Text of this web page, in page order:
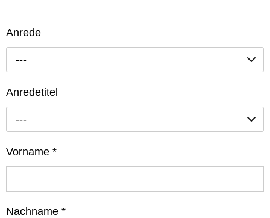
Anrede
---
Anredetitel
---
Vorname *
Nachname *